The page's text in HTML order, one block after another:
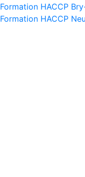
Formation HACCP
Formation HACCP